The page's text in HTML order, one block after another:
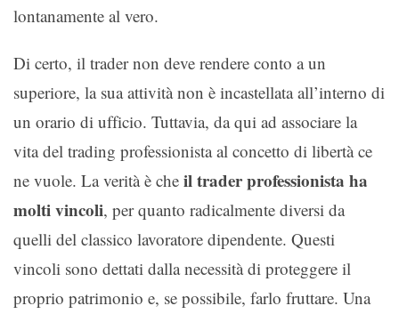
lontanamente al vero.
Di certo, il trader non deve rendere conto a un
superiore, la sua attività non è incastellata all’interno di
un orario di ufficio. Tuttavia, da qui ad associare la
vita del trading professionista al concetto di libertà ce
ne vuole. La verità è che il trader professionista ha
molti vincoli, per quanto radicalmente diversi da
quelli del classico lavoratore dipendente. Questi
vincoli sono dettati dalla necessità di proteggere il
proprio patrimonio e, se possibile, farlo fruttare. Una